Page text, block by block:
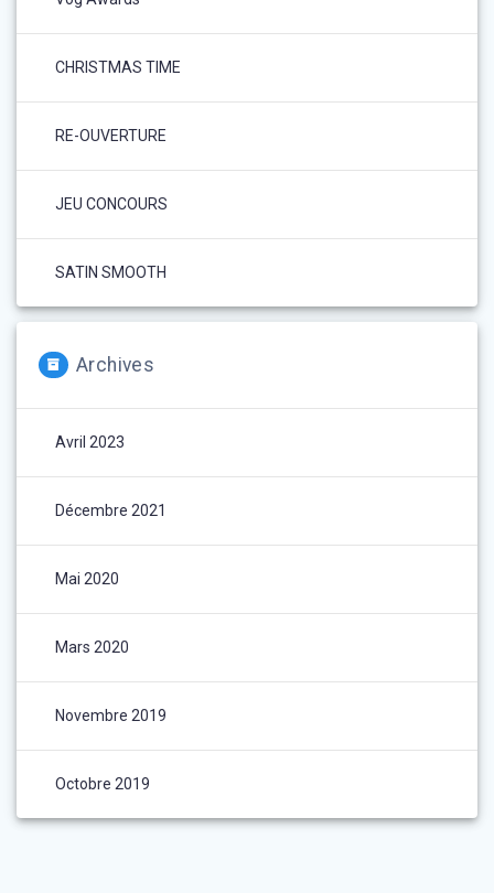
CHRISTMAS TIME
RE-OUVERTURE
JEU CONCOURS
SATIN SMOOTH
Archives
Avril 2023
Décembre 2021
Mai 2020
Mars 2020
Novembre 2019
Octobre 2019